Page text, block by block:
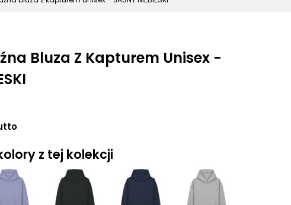
Bluza Z Kapturem Unisex -
z tej kolekcji